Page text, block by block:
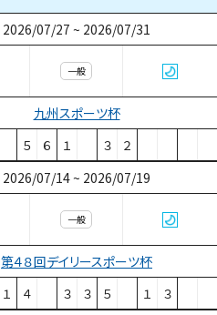
2026/07/27 ~ 2026/07/31
一般
九州スポーツ杯
５ ６ １ ３ ２
2026/07/14~ 2026/07/19
一般
第４８回デイリースポーツ杯
１ ４ ３ ３ ５ １ ３